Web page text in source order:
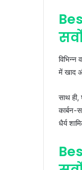
विभिन्न
में खाद
साथ
कार्बन-
धैर्य